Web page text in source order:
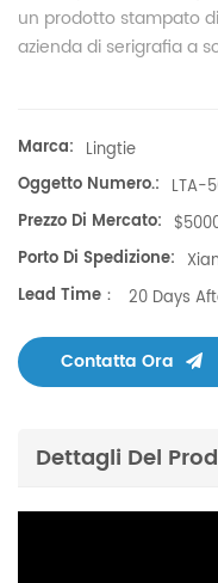
un prodotto stampato
azienda di serigrafia a
Marca: Lingtie
Oggetto Numero.: LTA-
Prezzo Di Mercato:
Porto Di Spedizione:
Lead Time：
20 Days
Contatta Ora
Dettagli Del